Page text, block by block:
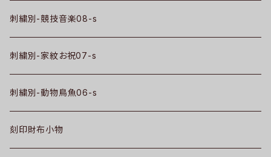
刺繍別-競技音楽08-s
刺繍別-家紋お祝07-s
刺繍別-動物鳥魚06-s
刻印財布小物